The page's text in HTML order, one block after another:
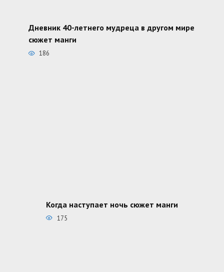
Дневник 40-летнего мудреца в другом мире
сюжет манги
186
Когда наступает ночь сюжет манги
175